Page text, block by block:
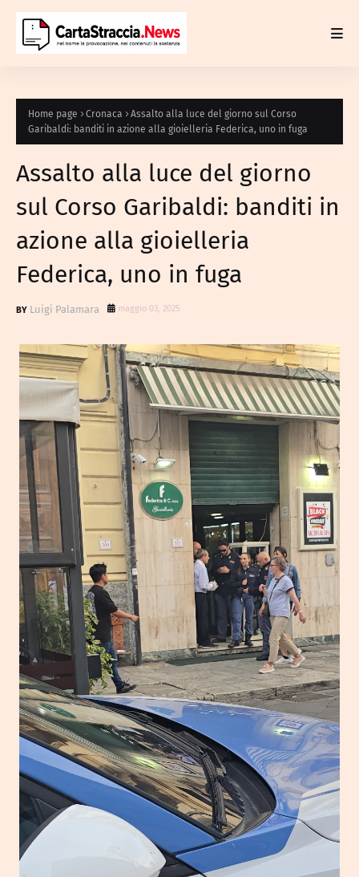
Home page Cronaca
Assalto alla luce del giorno sul Corso
Garibaldi: banditi in azione alla gioielleria Federica, uno in fuga
Assalto alla luce del giorno
sul Corso Garibaldi: banditi in
azione alla gioielleria
Federica, uno in fuga
Luigi Palamara maggio 03, 2025